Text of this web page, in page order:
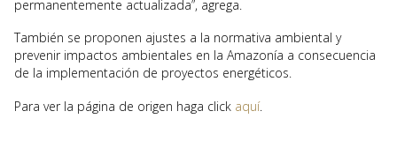
permanentemente actualizada”, agrega.
También se proponen ajustes a la normativa ambiental y
prevenir impactos ambientales en la Amazonía a consecuencia
de la implementación de proyectos energéticos.
Para ver la página de origen haga click aquí.